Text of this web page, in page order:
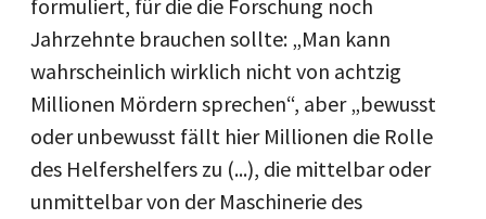
formuliert, für die die Forschung noch
Jahrzehnte brauchen sollte: „Man kann
wahrscheinlich wirklich nicht von achtzig
Millionen Mördern sprechen“, aber „bewusst
oder unbewusst fällt hier Millionen die Rolle
des Helfershelfers zu (...), die mittelbar oder
unmittelbar von der Maschinerie des